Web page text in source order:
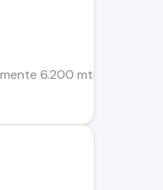
6.200 mts2 -